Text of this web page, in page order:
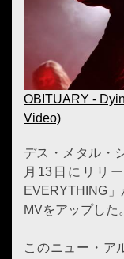
OBITUARY -
Video)
デス・メタル・
月13日にリリ
EVERYTHING
MVをアップした。
このニュー・ア